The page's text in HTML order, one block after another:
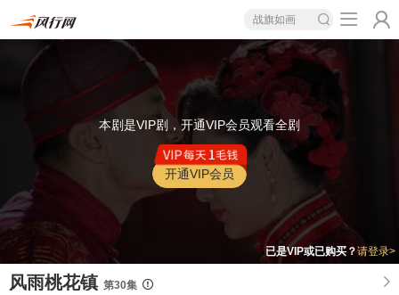
战旗如画
本剧是VIP剧，开通VIP会员观看全剧
开通VIP会员
已是VIP或已购买？请登录>
风雨桃花镇 第30集